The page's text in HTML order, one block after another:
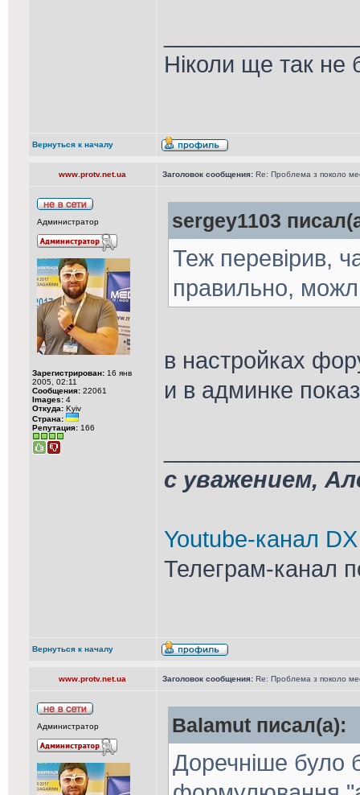
Ніколи ще так не
Вернуться к началу
www.protv.net.ua Заголовок сообщения: Re: Проблема з поколо
Администратор
Зарегистрирован: 16 янв
2005, 02:11
Сообщения: 22061
Images: 4
Откуда: Kyiv
Страна:
Репутация: 166
sergey1103
Теж перевірив,
правильно,
в настройках
и в админке
с уважением,
Youtube-канал
Телеграм-канал
Вернуться к началу
www.protv.net.ua Заголовок сообщения: Re: Проблема з поколо
Администратор Balamut писал(а):
Доречніше було